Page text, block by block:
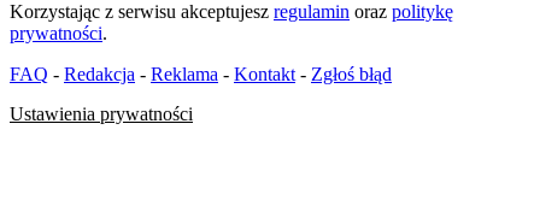
Korzystając z serwisu akceptujesz regulamin oraz politykę
prywatności.
FAQ - Redakcja - Reklama - Kontakt - Zgłoś błąd
Ustawienia prywatności